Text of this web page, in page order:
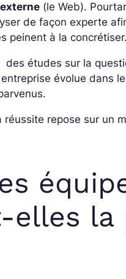
externe (le Web).
de façon experte
peinent à la
études sur la
évolue dans
réussite repose sur un
la